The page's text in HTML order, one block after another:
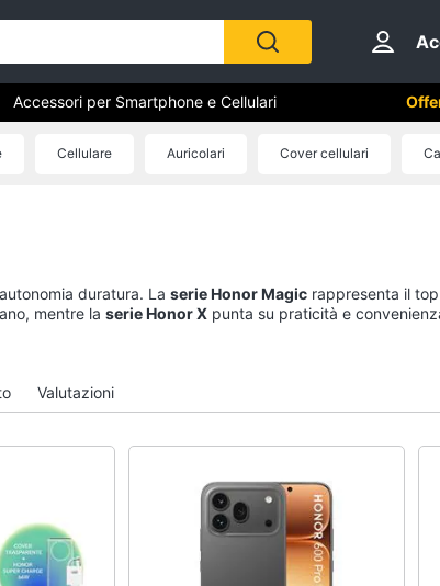
Cuffie bluetooth
Vedi tutti
Cordless
Accessori per Smartphone e Cellulari
Cellulare Auricolari Cover cellulari
duratura. La serie Honor Magic rappresenta il
mentre la serie Honor X punta su praticità e
perfetto per ogni esigenza.
Valutazioni